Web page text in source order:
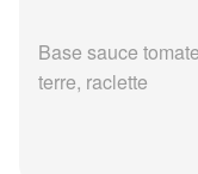
Base sauce
terre, raclette